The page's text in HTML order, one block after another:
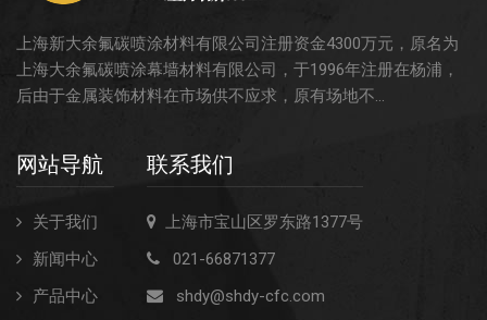
上海新大余氟碳喷涂材料有限公司注册资金4300万元，原名为
上海大余氟碳喷涂幕墙材料有限公司，于1996年注册在杨浦，
后由于金属装饰材料在市场供不应求，原有场地不...
网站导航
关于我们
新闻中心
产品中心
联系我们
上海市宝山区罗东路1377号
021-66871377
shdy@shdy-cfc.com